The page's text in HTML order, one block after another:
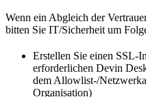
Wenn ein Abgleich der
bitten Sie IT/Sicherheit um
Erstellen Sie einen SSL-
erforderlichen Devin
dem Allowlist-/
Organisation)